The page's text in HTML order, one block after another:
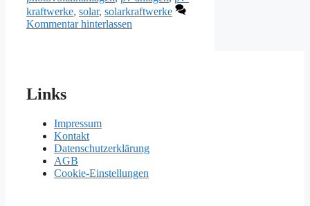
kraftwerke, solar, solarkraftwerke
Kommentar hinterlassen
Links
Impressum
Kontakt
Datenschutzerklärung
AGB
Cookie-Einstellungen